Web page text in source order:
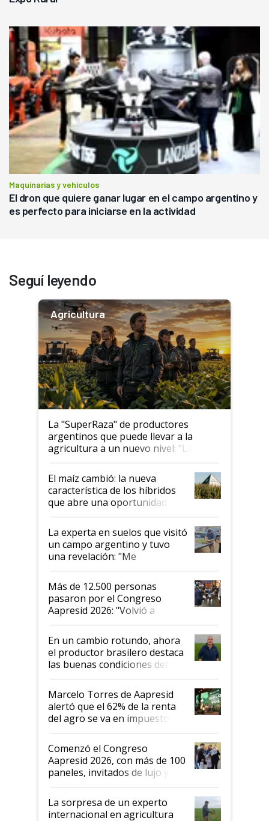
Maquinarias y vehículos
El dron que quiere ganar lugar en el campo argentino y
es perfecto para iniciarse en la actividad
Seguí leyendo
Agricultura
La "SuperRaza" de productores
argentinos que puede llevar a la
agricultura a un nuevo nivel: "Las
posibilidades de crecimiento son
infinitas"
El maíz cambió: la nueva
característica de los híbridos
que abre una oportunidad en
el lote
La experta en suelos que visitó
un campo argentino y tuvo
una revelación: "Me
impresionó mucho"
Más de 12.500 personas
pasaron por el Congreso
Aapresid 2026: "Volvió a
demostrar que hablar del
suelo es hablar de todo el
sistema productivo"
En un cambio rotundo, ahora
el productor brasilero destaca
las buenas condiciones del
agro argentino para invertir:
"Los veo más motivados"
Marcelo Torres de Aapresid
alertó que el 62% de la renta
del agro se va en impuestos:
"No es bueno que en
Argentina se sigan discutiendo
las mismas cosas de hace 50
años"
Comenzó el Congreso
Aapresid 2026, con más de 100
paneles, invitados de lujo y
todas las tendencias
La sorpresa de un experto
internacional en agricultura